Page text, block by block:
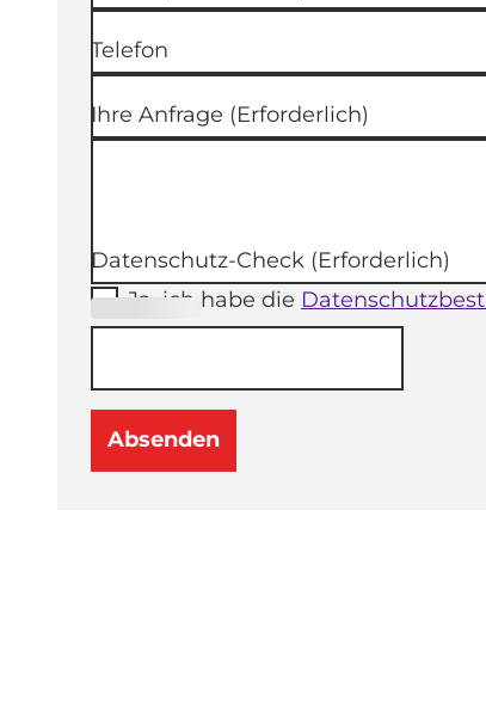
Telefon
Ihre Anfrage (Erforderlich)
Datenschutz-Check (Erforderlich)
Ja, ich habe die
Absenden